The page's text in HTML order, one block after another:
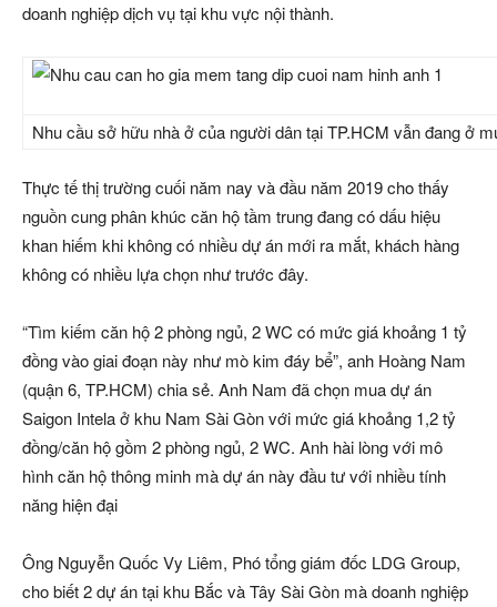
doanh nghiệp dịch vụ tại khu vực nội thành.
Nhu cầu sở hữu nhà ở của người dân tại TP.HCM vẫn đang ở
Thực tế thị trường cuối năm nay và đầu năm 2019 cho thấy
nguồn cung phân khúc căn hộ tầm trung đang có dấu hiệu
khan hiếm khi không có nhiều dự án mới ra mắt, khách hàng
không có nhiều lựa chọn như trước đây.
“Tìm kiếm căn hộ 2 phòng ngủ, 2 WC có mức giá khoảng 1 tỷ
đồngvào giai đoạn này như mò kim đáy bể”, anh Hoàng Nam
(quận 6, TP.HCM) chia sẻ. Anh Nam đã chọn mua dự án
Saigon Intela ở khu Nam Sài Gòn với mức giá khoảng 1,2 tỷ
đồng/căn hộ gồm 2 phòng ngủ, 2 WC. Anh hài lòng với mô
hình căn hộ thông minh mà dự án này đầu tư với nhiều tính
năng hiện đại
Ông Nguyễn Quốc Vy Liêm, Phó tổng giám đốc LDG Group,
cho biết 2 dự án tại khu Bắc và Tây Sài Gòn mà doanh nghiệp